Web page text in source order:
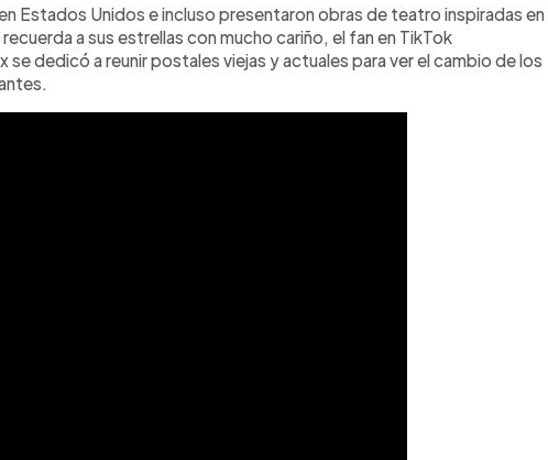
Estados Unidos e incluso presentaron obras de teatro inspiradas en
a sus estrellas con mucho cariño, el fan en TikTok
se dedicó a reunir postales viejas y actuales para ver el cambio de los